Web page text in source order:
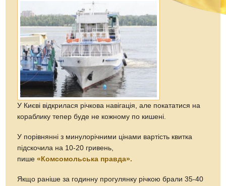
У Києві відкрилася річкова навігація, але покататися на
кораблику тепер буде не кожному по кишені.
У порівнянні з минулорічними цінами вартість квитка
підскочила на 10-20 гривень,
пише«Комсомольська правда».
Якщо раніше за годинну прогулянку річкою брали 35-40